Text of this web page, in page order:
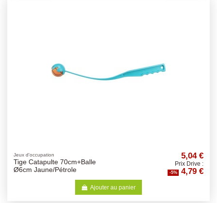
Jeux d'occupation
Tige Catapulte 70cm+Balle
Ø6cm Jaune/Pétrole
5,04 €
Prix Drive :
-5% 4,79 €
Ajouter au panier